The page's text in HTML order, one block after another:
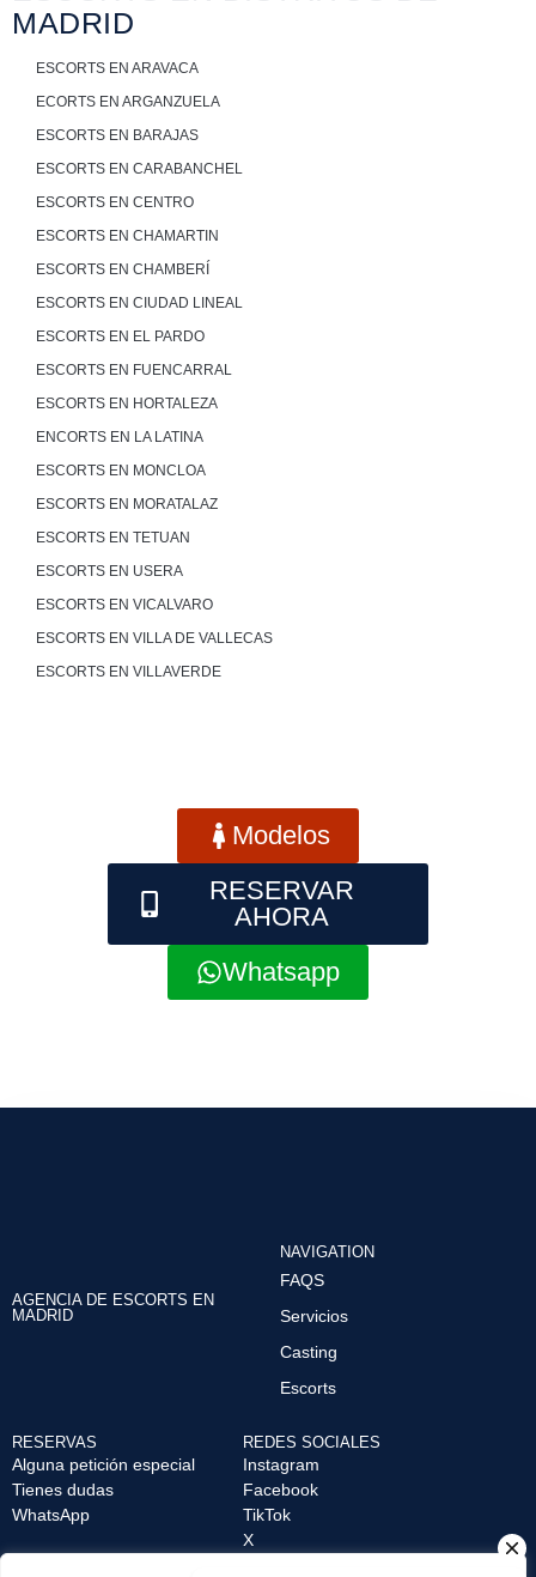
MADRID
ESCORTS EN ARAVACA
ECORTS EN ARGANZUELA
ESCORTS EN BARAJAS
ESCORTS EN CARABANCHEL
ESCORTS EN CENTRO
ESCORTS EN CHAMARTIN
ESCORTS EN CHAMBERÍ
ESCORTS EN CIUDAD LINEAL
ESCORTS EN EL PARDO
ESCORTS EN FUENCARRAL
ESCORTS EN HORTALEZA
ENCORTS EN LA LATINA
ESCORTS EN MONCLOA
ESCORTS EN MORATALAZ
ESCORTS EN TETUAN
ESCORTS EN USERA
ESCORTS EN VICALVARO
ESCORTS EN VILLA DE VALLECAS
ESCORTS EN VILLAVERDE
Modelos
RESERVAR
AHORA
Whatsapp
AGENCIA DE ESCORTS EN
MADRID
NAVIGATION
FAQS
Servicios
Casting
Escorts
RESERVAS
Alguna petición especial
Tienes dudas
WhatsApp
REDES SOCIALES
Instagram
Facebook
TikTok
X